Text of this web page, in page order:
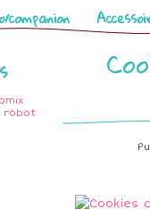
companion
robot